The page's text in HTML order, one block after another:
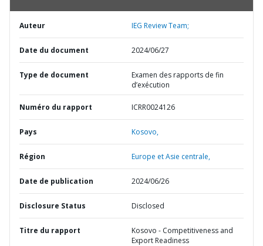
Auteur IEG Review Team;
Date du document 2024/06/27
Type de document
Examen des rapports de fin
d’exécution
Numéro du rapport ICRR0024126
Pays Kosovo,
Région Europe et Asie centrale,
Date de publication 2024/06/26
Disclosure Status Disclosed
Titre du rapport
Kosovo - Competitiveness and
Export Readiness